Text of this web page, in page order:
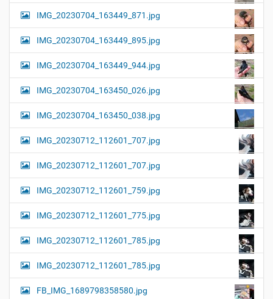
IMG_20230704_163449_871.jpg
IMG_20230704_163449_895.jpg
IMG_20230704_163449_944.jpg
IMG_20230704_163450_026.jpg
IMG_20230704_163450_038.jpg
IMG_20230712_112601_707.jpg
IMG_20230712_112601_707.jpg
IMG_20230712_112601_759.jpg
IMG_20230712_112601_775.jpg
IMG_20230712_112601_785.jpg
IMG_20230712_112601_785.jpg
FB_IMG_1689798358580.jpg